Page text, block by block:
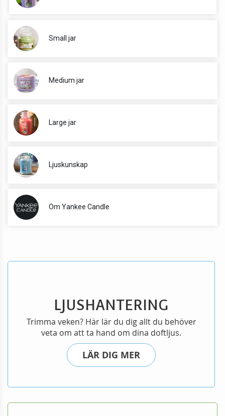
Small jar
Medium jar
Large jar
Ljuskunskap
Om Yankee Candle
LJUSHANTERING
Trimma veken? Här lär du dig allt du behöver
veta om att ta hand om dina doftljus.
LÄR DIG MER